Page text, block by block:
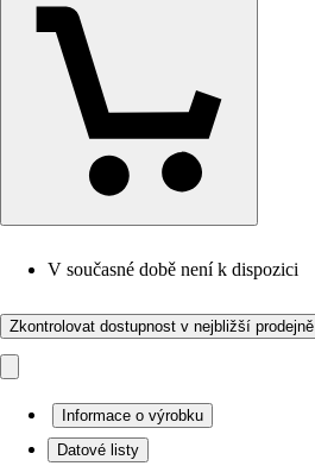
V současné době není k dispozici
Zkontrolovat dostupnost v nejbližší prodejně
Informace o výrobku
Datové listy